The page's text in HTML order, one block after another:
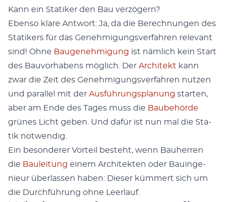
Kann ein Statiker den Bau verzögern?
Eben­so klare Antwort: Ja, da die Berech­nun­gen des
Sta­tik­ers für das Genehmi­gungsver­fahren rel­e­vant
sind! Ohne Bau­genehmi­gung ist näm­lich kein Start
des Bau­vorhabens möglich. Der Architekt kann
zwar die Zeit des Genehmi­gungsver­fahren nutzen
und par­al­lel mit der Aus­führungs­pla­nung starten,
aber am Ende des Tages muss die Baube­hörde
grünes Licht geben. Und dafür ist nun mal die Sta­
tik notwendig.
Ein beson­der­er Vorteil beste­ht, wenn Bauher­ren
die Bauleitung einem Architek­ten oder Bauin­ge­
nieur über­lassen haben: Dieser küm­mert sich um
die Durch­führung ohne Leer­lauf.